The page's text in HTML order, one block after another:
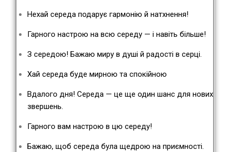
Нехай середа подарує гармонію й натхнення!
Гарного настрою на всю середу — і навіть більше!
З середою! Бажаю миру в душі й радості в серці.
Хай середа буде мирною та спокійною
Вдалого дня! Середа — це ще один шанс для нових
звершень.
Гарного вам настрою в цю середу!
Бажаю, щоб середа була щедрою на приємності.